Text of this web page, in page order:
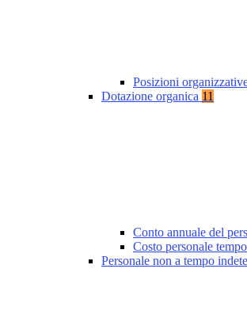
Posizioni
Dotazione organica 11
Conto annuale del
Costo personale
Personale non a tempo